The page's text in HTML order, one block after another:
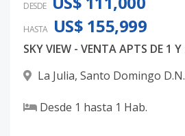
DESDE
HASTA US$ 155,999
La Julia, Santo Domingo D.N.
Desde 1 hasta 1 Hab.